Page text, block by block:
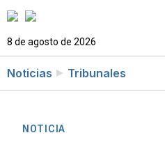
8 de agosto de 2026
Noticias Tribunales
NOTICIA